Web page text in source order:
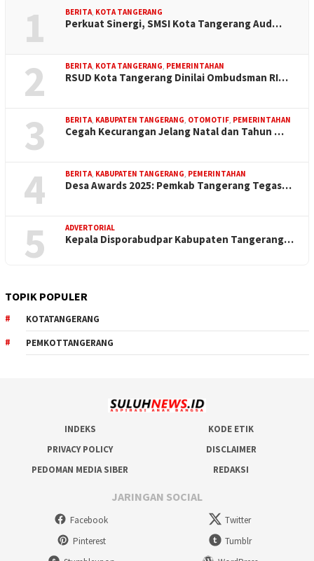
1 BERITA, KOTA TANGERANG
Perkuat Sinergi, SMSI Kota Tangerang Aud…
2 BERITA, KOTA TANGERANG, PEMERINTAHAN
RSUD Kota Tangerang Dinilai Ombudsman RI…
3 BERITA, KABUPATEN TANGERANG, OTOMOTIF, PEMERINTAHAN
Cegah Kecurangan Jelang Natal dan Tahun …
4 BERITA, KABUPATEN TANGERANG, PEMERINTAHAN
Desa Awards 2025: Pemkab Tangerang Tegas…
5 ADVERTORIAL
Kepala Disporabudpar Kabupaten Tangerang…
TOPIK POPULER
KOTATANGERANG
PEMKOTTANGERANG
INDEKS
KODE ETIK
PRIVACY POLICY
DISCLAIMER
PEDOMAN MEDIA SIBER
REDAKSI
JARINGAN SOCIAL
Facebook
Twitter
Pinterest
Tumblr